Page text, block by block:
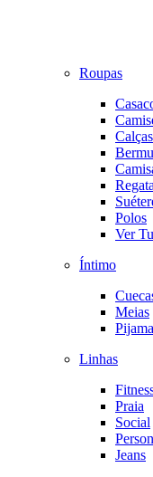
Roupas
Calças
Polos
Ver
Íntimo
Meias
Linhas
Praia
Social
Jeans